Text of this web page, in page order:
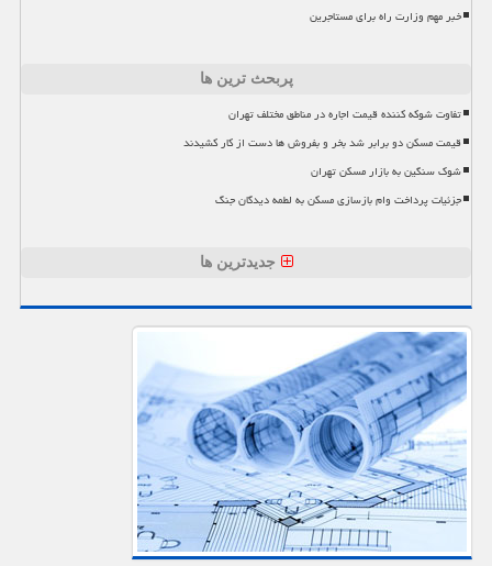
خبر مهم وزارت راه برای مستاجرین
پربحث ترین ها
تفاوت شوکه کننده قیمت اجاره در مناطق مختلف تهران
قیمت مسکن دو برابر شد بخر و بفروش ها دست از کار کشیدند
شوک سنگین به بازار مسکن تهران
جزئیات پرداخت وام بازسازی مسکن به لطمه دیدگان جنگ
جدیدترین ها